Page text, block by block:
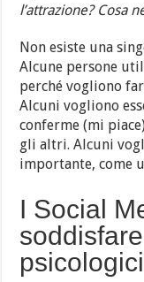
l’attrazione? Cosa
Non esiste una
Alcune persone
perché vogliono
Alcuni vogliono
conferme (mi
gli altri. Alcuni
importante, come
I Social